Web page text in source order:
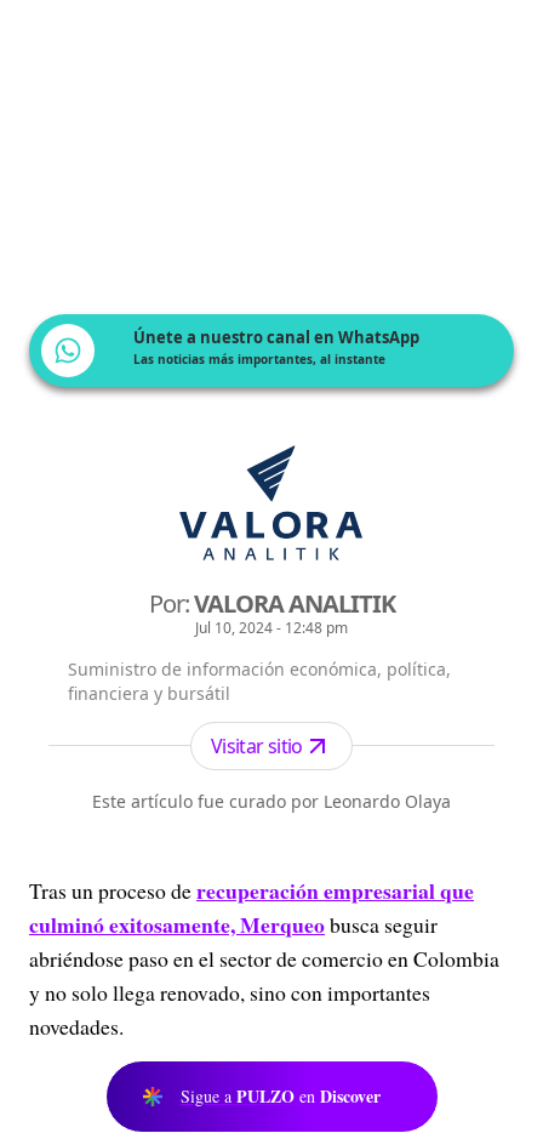
Únete a nuestro canal en WhatsApp
Las noticias más importantes, al instante
Por:VALORA ANALITIK
Jul 10, 2024 - 12:48 pm
Suministro de información económica, política,
financiera y bursátil
Visitar sitio
Este artículo fue curado por Leonardo Olaya
Tras un proceso derecuperación empresarial que
culminó exitosamente, Merqueobusca seguir
abriéndose paso en el sector de comercio en Colombia
y no solo llega renovado, sino con importantes
novedades.
Sigue a PULZO en Discover